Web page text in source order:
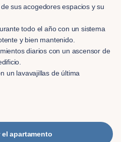
sus acogedores espacios y su
todo el año con un sistema
y bien mantenido.
diarios con un ascensor de
un lavavajillas de última
el apartamento